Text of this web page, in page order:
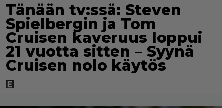
Tänään tv:ssä: Steven
Spielbergin ja Tom
Cruisen kaveruus loppui
21 vuotta sitten – Syynä
Cruisen nolo käytös